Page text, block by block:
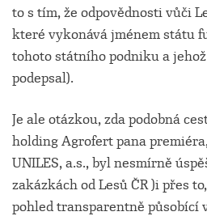
to s tím, že odpovědnosti vůči
které vykonává jménem státu
tohoto státního podnikua
podepsal).
Je ale otázkou, zda podobná
holding Agrofert pana
UNILES, a.s., byl nesmírně
zakázkách od Lesů ČR )i přes
pohled transparentně působící